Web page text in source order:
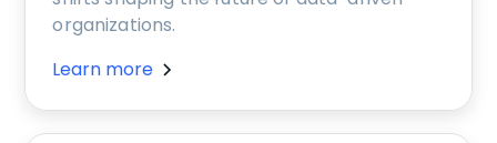
organizations.
Learn more